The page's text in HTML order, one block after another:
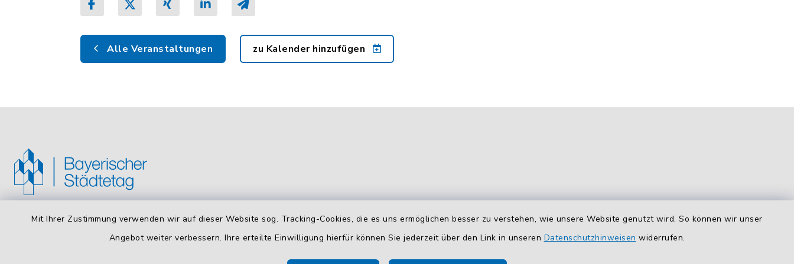
Mit Ihrer Zustimmung verwenden wir auf dieser Website sog. Tracking-Cookies, die es uns ermöglichen besser zu verstehen, wie unsere Website genutzt wird. So können wir unser
Angebot weiter verbessern. Ihre erteilte Einwilligung hierfür können Sie jederzeit über den Link in unseren Datenschutzhinweisen widerrufen.
Alle Veranstaltungen zu Kalender hinzufügen
Bayerischer Städtetag Öffnungszeiten Zusätzliche
Erreichbarkeit
Route planen